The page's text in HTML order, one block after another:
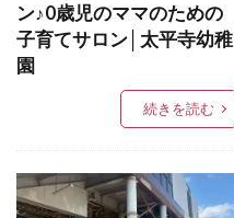
ン♪0歳児のママのための
子育てサロン│太平寺幼稚
園
続きを読む